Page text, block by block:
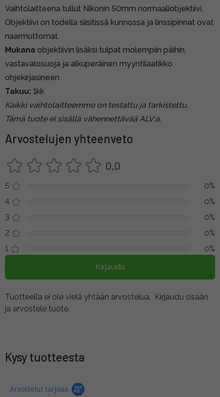
Vaihtolaitteena tullut Nikonin 50mm normaaliobjektiivi.
Objektiivi on todella siisitissä kunnossa ja linssipinnat ovat
naarmuttomat.
Mukana objektiivin lisäksi tulpat molempiin päihin,
vastavalosuoja ja alkuperäinen myyntilaatikko
ohjekirjasineen.
Takuu: 1kk
Kaikki vaihtolaitteemme on testattu ja tarkistettu.
Tämä tuote ei sisällä vähennettävää ALV:a.
Arvostelujen yhteenveto
0,0
5
0%
4
0%
3
0%
2
0%
1
0%
Kirjaudu
Tuotteella ei ole vielä yhtään arvostelua. Kirjaudu sisään
ja arvostele tuote.
Kysy tuotteesta
Arvostelut tarjoaa